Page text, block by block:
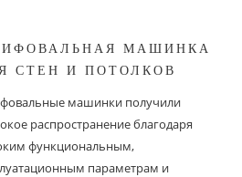
МАШИНКА
СТЕН И ПОТОЛКОВ
машинки получили
распространение благодаря
функциональным,
параметрам и